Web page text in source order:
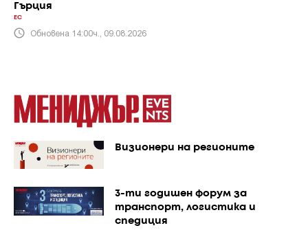
Гърция
ЕС
Обновена 14:00ч., 09.08.2026
Визионери на регионите
3-ти годишен форум за
транспорт, логистика и
спедиция